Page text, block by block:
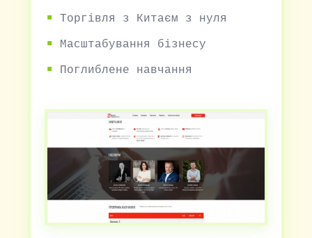
Торгівля з Китаєм з нуля
Масштабування бізнесу
Поглиблене навчання